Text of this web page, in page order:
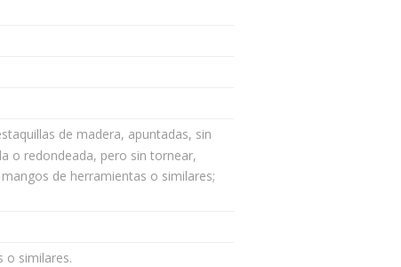
de madera, apuntadas, sin
o redondeada, pero sin tornear,
de herramientas o similares;
o similares.